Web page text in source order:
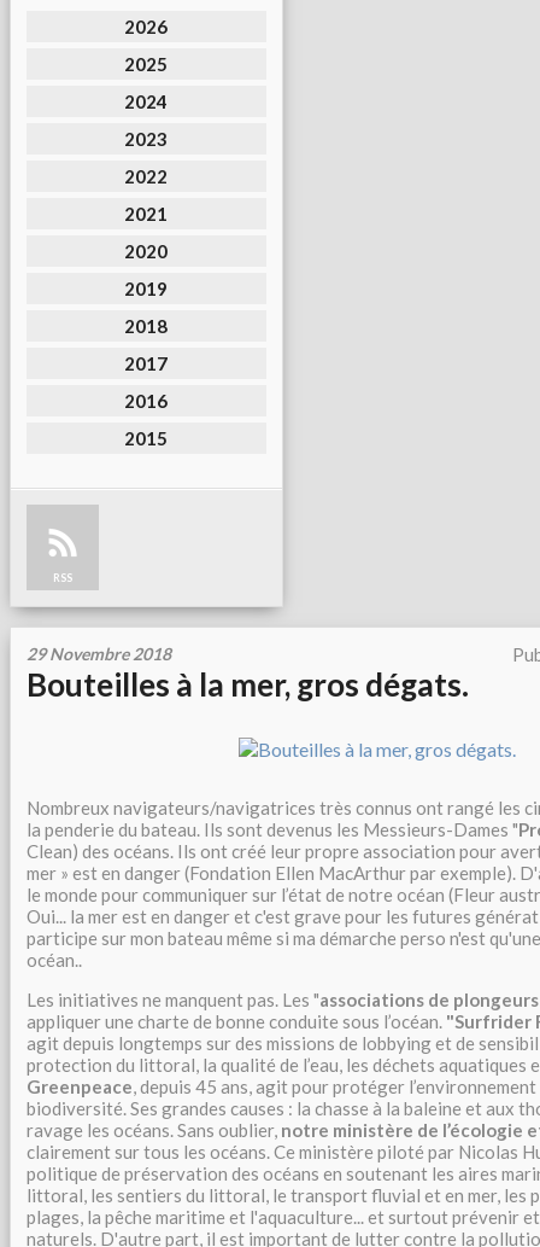
2026
2025
2024
2023
2022
2021
2020
2019
2018
2017
2016
2015
RSS
29 Novembre 2018
Bouteilles à la mer, gros dégats.
Nombreux navigateurs/navigatrices très connus ont rangé les
la penderie du bateau. Ils sont devenus les Messieurs-Dames "
Clean) des océans. Ils ont créé leur propre association pour
mer » est en danger (Fondation Ellen MacArthur par exemple).
le monde pour communiquer sur l’état de notre océan (Fleur
Oui... la mer est en danger et c'est grave pour les futures
participe sur mon bateau même si ma démarche perso n'est
océan..
Les initiatives ne manquent pas. Les "associations de
appliquer une charte de bonne conduite sous l’océan. "Surfrider
agit depuis longtemps sur des missions de lobbying et de
protection du littoral, la qualité de l’eau, les déchets aquatiques
Greenpeace, depuis 45 ans, agit pour protéger
biodiversité. Ses grandes causes : la chasse à la baleine et aux
ravage les océans. Sans oublier, notre ministère de l’écologie
clairement sur tous les océans. Ce ministère piloté par Nicolas
politique de préservation des océans en soutenant les aires
littoral, les sentiers du littoral, le transport fluvial et en mer, les
plages, la pêche maritime et l'aquaculture... et surtout prévenir
naturels. D'autre part, il est important de lutter contre la